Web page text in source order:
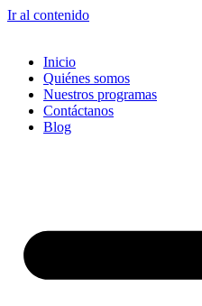
Ir al contenido
Inicio
Quiénes somos
Nuestros programas
Contáctanos
Blog